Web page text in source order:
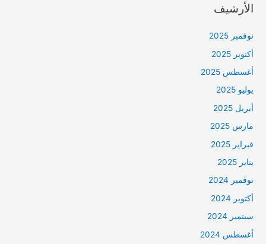
الأرشيف
نوفمبر 2025
أكتوبر 2025
أغسطس 2025
يوليو 2025
أبريل 2025
مارس 2025
فبراير 2025
يناير 2025
نوفمبر 2024
أكتوبر 2024
سبتمبر 2024
أغسطس 2024